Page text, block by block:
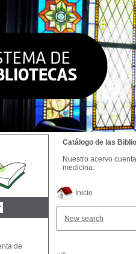
Inicio
New search
Catálogo de las
Nuestro acervo
medicina.
de